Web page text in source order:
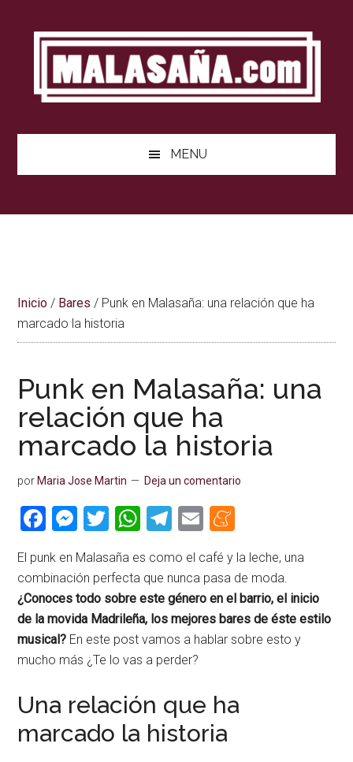
contenido
página
MENU
Inicio / Bares / Punk en Malasaña: una relación que ha
marcado la historia
Punk en Malasaña: una
relación que ha
marcado la historia
por Maria Jose Martin Deja un comentario
Facebook
Messenger
Twitter
WhatsApp
Telegram
Email
El punk en Malasaña es como el café y la leche, una
combinación perfecta que nunca pasa de moda.
¿Conoces todo sobre este género en el barrio, el inicio
de la movida Madrileña, los mejores bares de éste estilo
musical? En este post vamos a hablar sobre esto y
mucho más ¿Te lo vas a perder?
Una relación que ha
marcado la historia